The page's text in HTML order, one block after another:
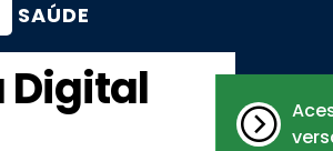
SAÚDE
Digital